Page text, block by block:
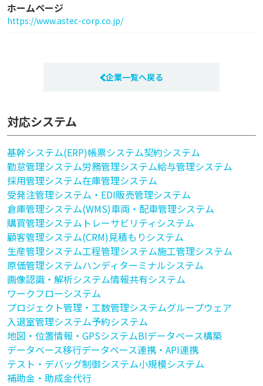
ホームページ
https://www.astec-corp.co.jp/
企業一覧へ戻る
対応システム
基幹システム(ERP)帳票システム契約システム
勤怠管理システム労務管理システム給与管理システム
採用管理システム在庫管理システム
受発注管理システム・EDI販売管理システム
倉庫管理システム(WMS)車両・配車管理システム
購買管理システム トレーサビリティシステム
顧客管理システム(CRM)見積もりシステム
生産管理システム工程管理システム施工管理システム
原価管理システムハンディターミナルシステム
画像認識・解析システム情報共有システム
ワークフローシステム
プロジェクト管理・工数管理システムグループウェア
入退室管理システム予約システム
地図・位置情報・GPSシステムBIデータベース構築
データベース移行データベース連携・API連携
テスト・デバッグ制御システム小規模システム
補助金・助成金代行